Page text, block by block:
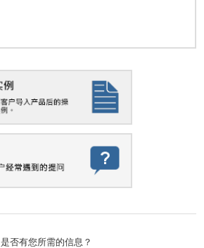
是否有您所需的信息？